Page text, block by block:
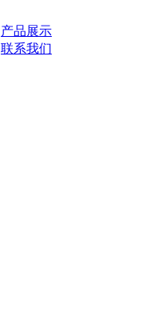
产品展示
联系我们